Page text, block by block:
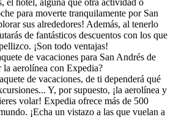
el hotel, alguna que otra actividad o
para moverte tranquilamente por San
sus alrededores! Además, al tenerlo
de fantásticos descuentos con los que
¡Son todo ventajas!
de vacaciones para San Andrés de
aerolínea con Expedia?
de vacaciones, de ti dependerá qué
Y, por supuesto, ¡la aerolínea y
volar! Expedia ofrece más de 500
¡Echa un vistazo a las que vuelan a